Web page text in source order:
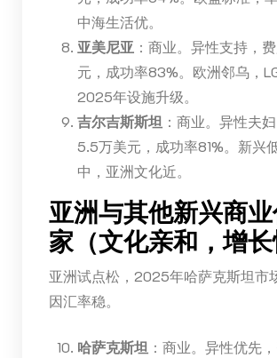
中海生活优。
亚美尼亚 ：商业。异性支持，
元，成功率83%。欧洲邻乌，
2025年设施升级。
吉尔吉斯斯坦 ：商业。异性夫
5.5万美元，成功率81%。新兴
中，亚洲文化近。
亚洲与其他新兴商业
家（文化亲和，增长
亚洲试点松，2025年哈萨克斯坦市
因汇率稳。
哈萨克斯坦 ：商业。异性优先